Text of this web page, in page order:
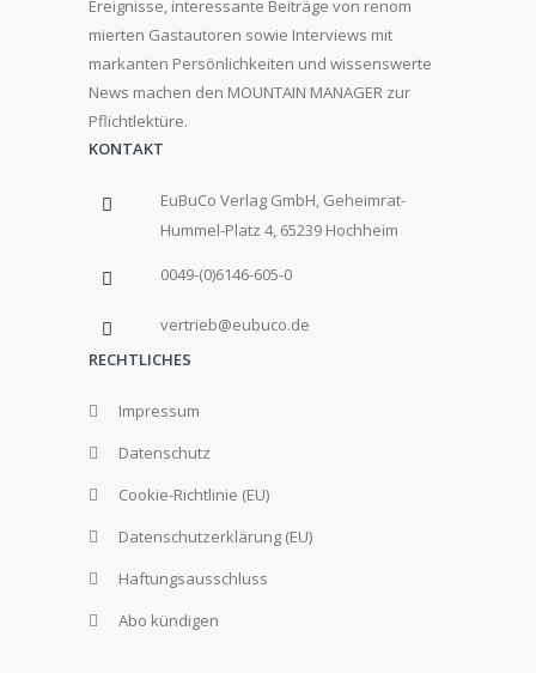
Ereignisse, interessante Beiträge von renom
mierten Gastautoren sowie Interviews mit
markanten Persönlichkeiten und wissenswerte
News machen den MOUNTAIN MANAGER zur
Pflichtlektüre.
KONTAKT
EuBuCo Verlag GmbH, Geheimrat-
Hummel-Platz 4, 65239 Hochheim
0049-(0)6146-605-0
vertrieb@eubuco.de
RECHTLICHES
Impressum
Datenschutz
Cookie-Richtlinie (EU)
Datenschutzerklärung (EU)
Haftungsausschluss
Abo kündigen